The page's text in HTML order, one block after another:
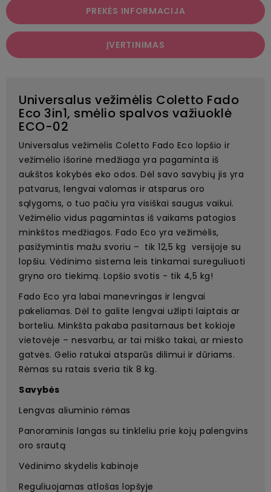
PREKĖS INFORMACIJA
ĮVERTINIMAS
Universalus vežimėlis Coletto Fado
Eco 3in1, smėlio spalvos važiuoklė
ECO-02
Universalus vežimėlis Coletto Fado Eco lopšio ir
vežimėlio išorinė medžiaga yra pagaminta iš
aukštos kokybės eko odos. Dėl savo savybių jis yra
patvarus, lengvai valomas ir atsparus oro
sąlygoms, o tuo pačiu yra visiškai saugus vaikui.
Vežimėlio vidus pagamintas iš vaikams patogios
minkštos medžiagos. Fado Eco yra vežimėlis,
pasižymintis mažu svoriu – tik 12,5 kg versijoje su
lopšiu. Vėdinimo sistema leis tinkamai sureguliuoti
gryno oro tiekimą. Lopšio svotis - tik 4,5 kg!
Fado Eco yra labai manevringas ir lengvai
pakeliamas. Dėl to galite lengvai užlipti laiptais ar
borteliu. Minkšta pakaba pasitarnaus bet kokioje
vietovėje – nesvarbu, ar tai miško takai, ar miesto
gatvės. Gelio ratukai atsparūs dilimui ir dūriams.
Rėmas su ratais sveria tik 8 kg.
Savybės
Lengvas aliuminio rėmas
Panoraminis langas su tinkleliu prie kojų palengvins
oro srautą
Vėdinimo skydelis kabinoje
Reguliuojamas atlošas lopšyje